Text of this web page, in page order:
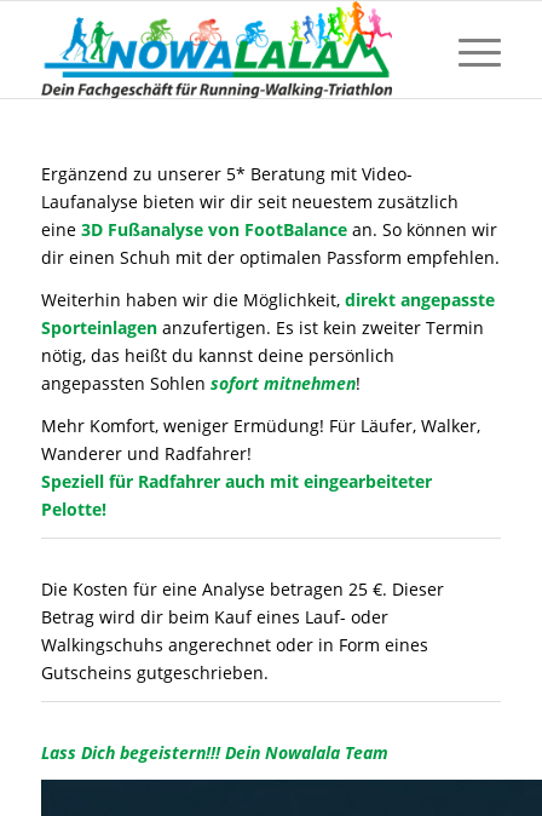
Ergänzend zu unserer 5* Beratung mit Video-
Laufanalyse bieten wir dir seit neuestem zusätzlich
eine 3D Fußanalyse von FootBalancean. So können wir
dir einen Schuh mit der optimalen Passform empfehlen.
Weiterhin haben wir die Möglichkeit, direkt angepasste
Sporteinlagen anzufertigen. Es ist kein zweiter Termin
nötig, das heißt du kannst deine persönlich
angepassten Sohlen sofort mitnehmen!
Mehr Komfort, weniger Ermüdung! Für Läufer, Walker,
Wanderer und Radfahrer!
Speziell für Radfahrer auch mit eingearbeiteter
Pelotte!
Die Kosten für eine Analyse betragen 25 €. Dieser
Betrag wird dir beim Kauf eines Lauf- oder
Walkingschuhs angerechnet oder in Form eines
Gutscheins gutgeschrieben.
Lass Dich begeistern!!! Dein Nowalala Team